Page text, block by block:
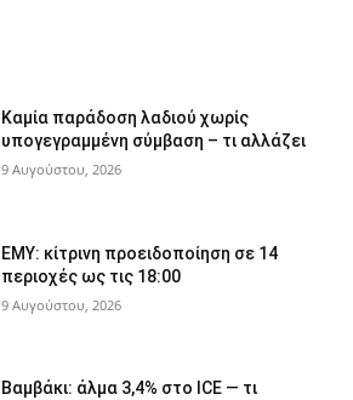
Καμία παράδοση λαδιού χωρίς
υπογεγραμμένη σύμβαση – τι αλλάζει
9 Αυγούστου, 2026
ΕΜΥ: κίτρινη προειδοποίηση σε 14
περιοχές ως τις 18:00
9 Αυγούστου, 2026
Βαμβάκι: άλμα 3,4% στο ICE — τι